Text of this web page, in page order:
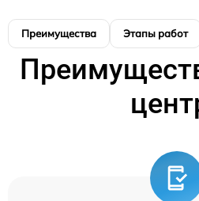
Преимущества Этапы работ